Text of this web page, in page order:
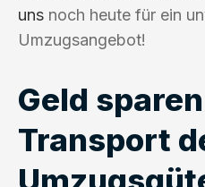
uns noch heute für ein
Umzugsangebot!
Geld
Transport